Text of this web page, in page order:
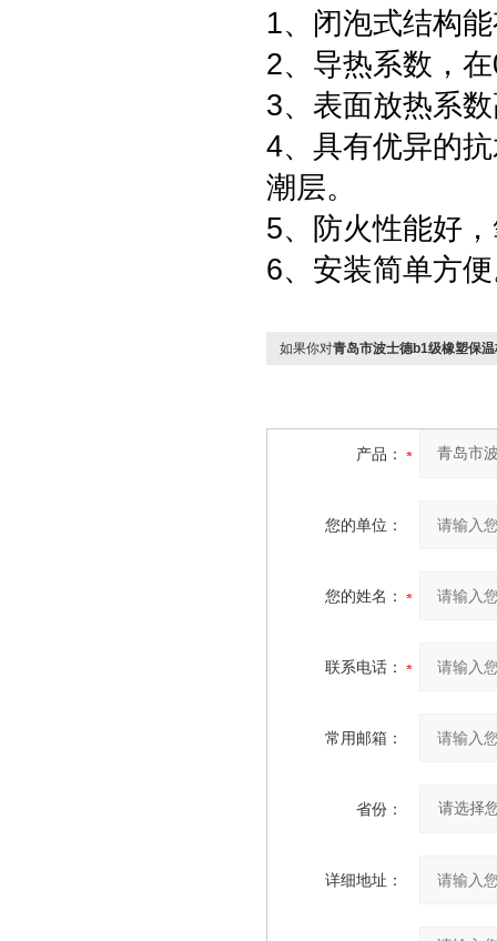
1、闭泡式结构
2、导热系数，
3、表面放热系
4、具有优异的
潮层。
5、防火性能好
6、安装简单方
如果你对青岛市波士德b1级橡塑保
产品：
您的单位：
您的姓名：
联系电话：
常用邮箱：
省份：
详细地址：